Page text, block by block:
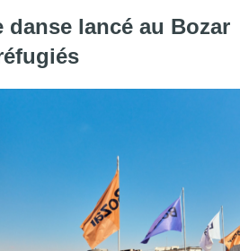
danse lancé au Bozar